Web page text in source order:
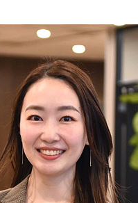
人材紹介
派遣/アウトソーシング
インフラ
WEB/モバイル
業務システム
サポートサービス